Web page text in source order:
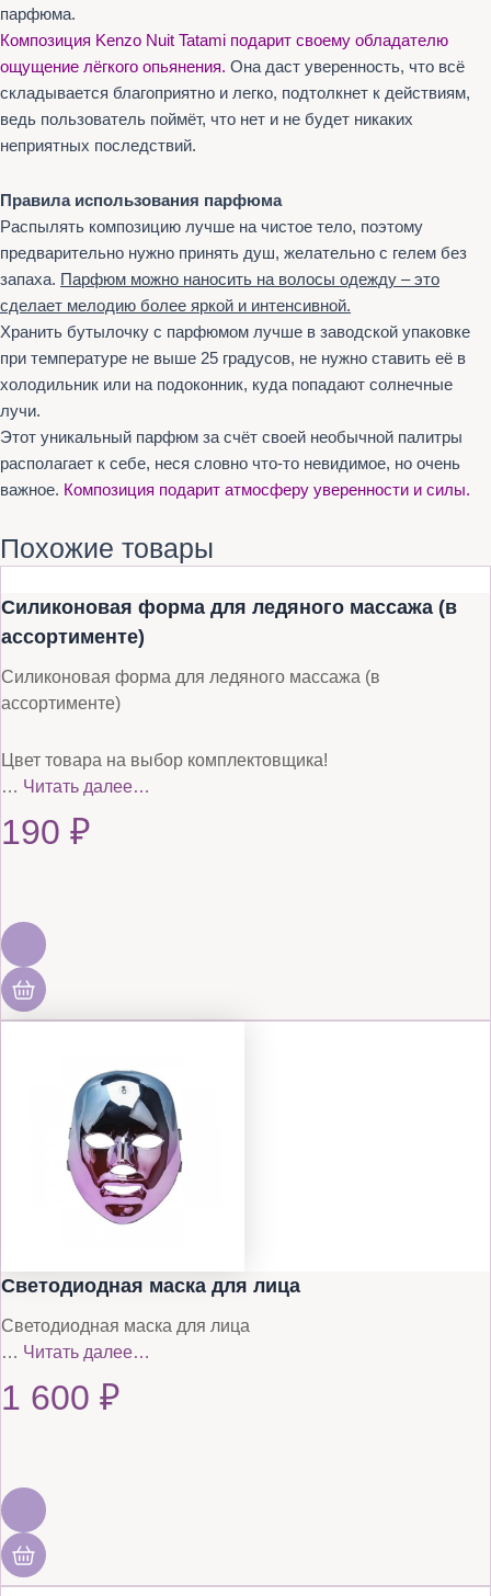
парфюма.
Композиция Kenzo Nuit Tatami подарит своему обладателю
ощущение лёгкого опьянения. Она даст уверенность, что всё
складывается благоприятно и легко, подтолкнет к действиям,
ведь пользователь поймёт, что нет и не будет никаких
неприятных последствий.
Правила использования парфюма
Распылять композицию лучше на чистое тело, поэтому
предварительно нужно принять душ, желательно с гелем без
запаха. Парфюм можно наносить на волосы одежду – это
сделает мелодию более яркой и интенсивной.
Хранить бутылочку с парфюмом лучше в заводской упаковке
при температуре не выше 25 градусов, не нужно ставить её в
холодильник или на подоконник, куда попадают солнечные
лучи.
Этот уникальный парфюм за счёт своей необычной палитры
располагает к себе, неся словно что-то невидимое, но очень
важное. Композиция подарит атмосферу уверенности и силы.
Похожие товары
Силиконовая форма для ледяного массажа (в
ассортименте)
Силиконовая форма для ледяного массажа (в
ассортименте)
Цвет товара на выбор комплектовщика!
… Читать далее…
190 ₽
Светодиодная маска для лица
Светодиодная маска для лица
… Читать далее…
1 600 ₽